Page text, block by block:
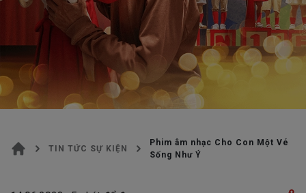
TIN TỨC SỰ KIỆN
Phim âm nhạc Cho Con Một Vé
Sống Như Ý